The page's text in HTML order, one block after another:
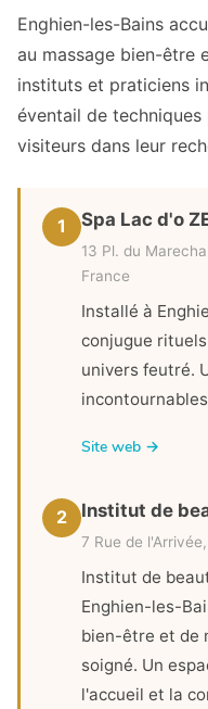
Enghien-les-Bains
au massage bien-être
instituts et praticiens
éventail de
visiteurs dans leur
1 Spa Lac d'o
13 Pl. du
France
Installé à
conjugue
univers feutré.
Site web →
2 Institut de
7 Rue de
Institut de
Enghien-les-
bien-être et de
soigné. Un
l'accueil et la